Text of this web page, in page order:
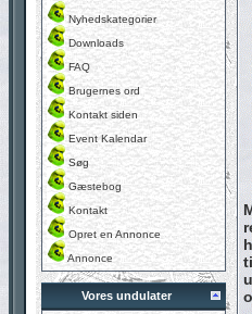
Nyhedskategorier
Downloads
FAQ
Brugernes ord
Kontakt siden
Event Kalendar
Søg
Gæstebog
Kontakt
Opret en Annonce
Annonce
Vores undulater